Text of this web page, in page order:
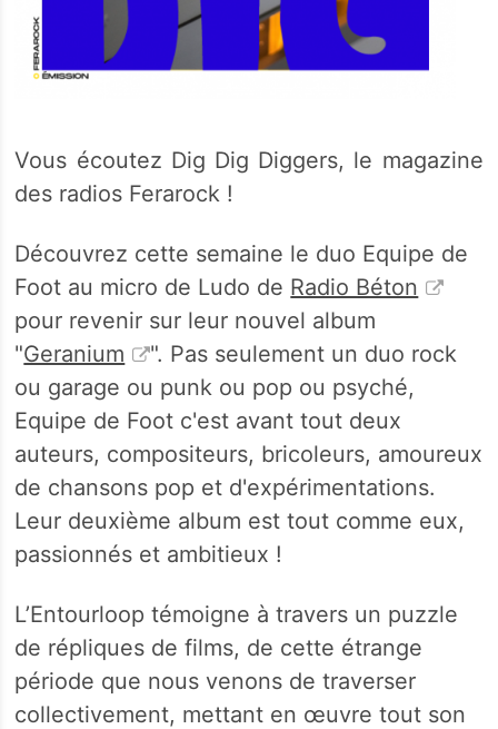
Vous écoutez Dig Dig Diggers, le magazine
des radios Ferarock !
Découvrez cette semaine le duo Equipe de
Foot au micro de Ludo de Radio Béton
pour revenir sur leur nouvel album
"Geranium
". Pas seulement un duo rock
ou garage ou punk ou pop ou psyché,
Equipe de Foot c'est avant tout deux
auteurs, compositeurs, bricoleurs, amoureux
de chansons pop et d'expérimentations.
Leur deuxième album est tout comme eux,
passionnés et ambitieux !
L’Entourloop témoigne à travers un puzzle
de répliques de films, de cette étrange
période que nous venons de traverser
collectivement, mettant en œuvre tout son